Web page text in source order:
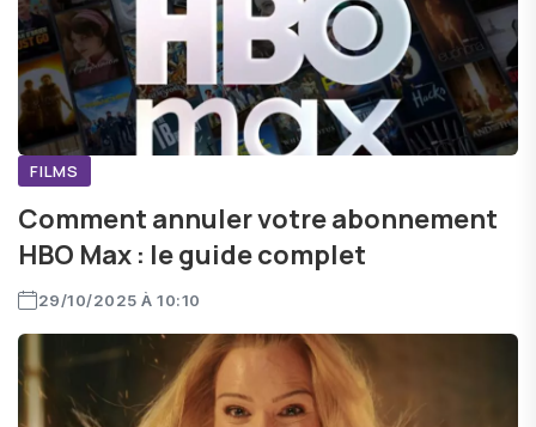
FILMS
Comment annuler votre abonnement
HBO Max : le guide complet
29/10/2025 À 10:10